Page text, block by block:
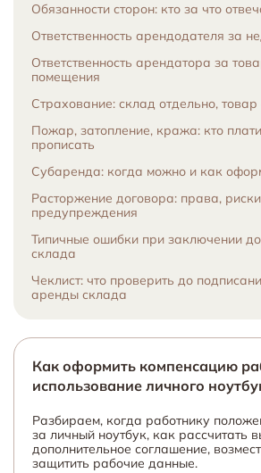
Обязанности сторон: кто за что
Ответственность арендодателя за
Ответственность арендатора за
помещения
Страхование: склад отдельно, товар
Пожар, затопление, кража: кто
прописать
Субаренда: когда можно и как
Расторжение договора: права,
предупреждения
Типичные ошибки при заключении
склада
Чеклист: что проверить до
аренды склада
Как оформить компенсацию
использование личного
Разбираем, когда работнику
за личный ноутбук, как рассчитать
дополнительное соглашение,
защитить рабочие данные.